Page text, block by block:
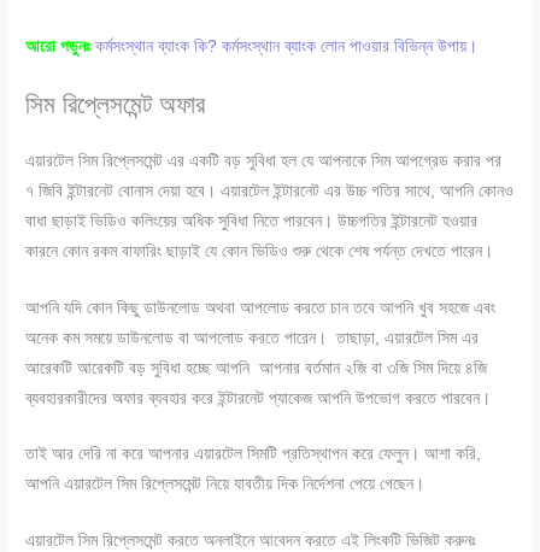
আরো পড়ুনঃ কর্মসংস্থান ব্যাংক কি? কর্মসংস্থান ব্যাংক লোন পাওয়ার বিভিন্ন উপায়।
সিম রিপ্লেসমেন্ট অফার
এয়ারটেল সিম রিপ্লেসমেন্ট এর একটি বড় সুবিধা হল যে আপনাকে সিম আপগ্রেড করার পর
৭ জিবি ইন্টারনেট বোনাস দেয়া হবে। এয়ারটেল ইন্টারনেট এর উচ্চ গতির সাথে, আপনি কোনও
বাধা ছাড়াই ভিডিও কলিংয়ের অধিক সুবিধা নিতে পারবেন। উচ্চগতির ইন্টারনেট হওয়ার
কারনে কোন রকম বাফারিং ছাড়াই যে কোন ভিডিও শুরু থেকে শেষ পর্যন্ত দেখতে পারেন।
আপনি যদি কোন কিছু ডাউনলোড অথবা আপলোড করতে চান তবে আপনি খুব সহজে এবং
অনেক কম সময়ে ডাউনলোড বা আপলোড করতে পারেন। তাছাড়া, এয়ারটেল সিম এর
আরেকটি আরেকটি বড় সুবিধা হচ্ছে আপনি আপনার বর্তমান ২জি বা ৩জি সিম দিয়ে ৪জি
ব্যবহারকারীদের অফার ব্যবহার করে ইন্টারনেট প্যাকেজ আপনি উপভোগ করতে পারবেন।
তাই আর দেরি না করে আপনার এয়ারটেল সিমটি প্রতিস্থাপন করে ফেলুন। আশা করি,
আপনি এয়ারটেল সিম রিপ্লেসমেন্ট নিয়ে যাবতীয় দিক নির্দেশনা পেয়ে গেছেন।
এয়ারটেল সিম রিপ্লেসমেন্ট করতে অনলাইনে আবেদন করতে এই লিংকটি ভিজিট করুনঃ